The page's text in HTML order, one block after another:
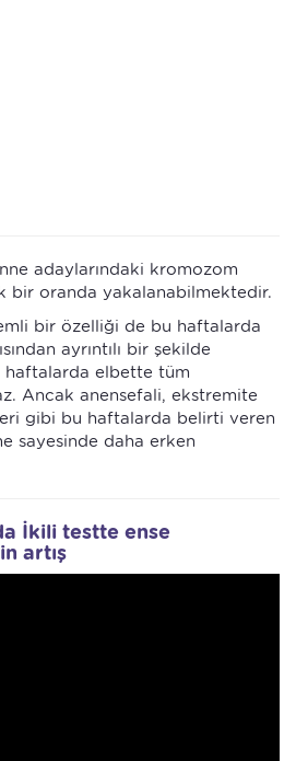
adaylarındaki kromozom
bir oranda yakalanabilmektedir.
bir özelliği de bu haftalarda
ayrıntılı bir şekilde
haftalarda elbette tüm
Ancak anensefali, ekstremite
gibi bu haftalarda belirti veren
sayesinde daha erken
İkili testte ense
artış